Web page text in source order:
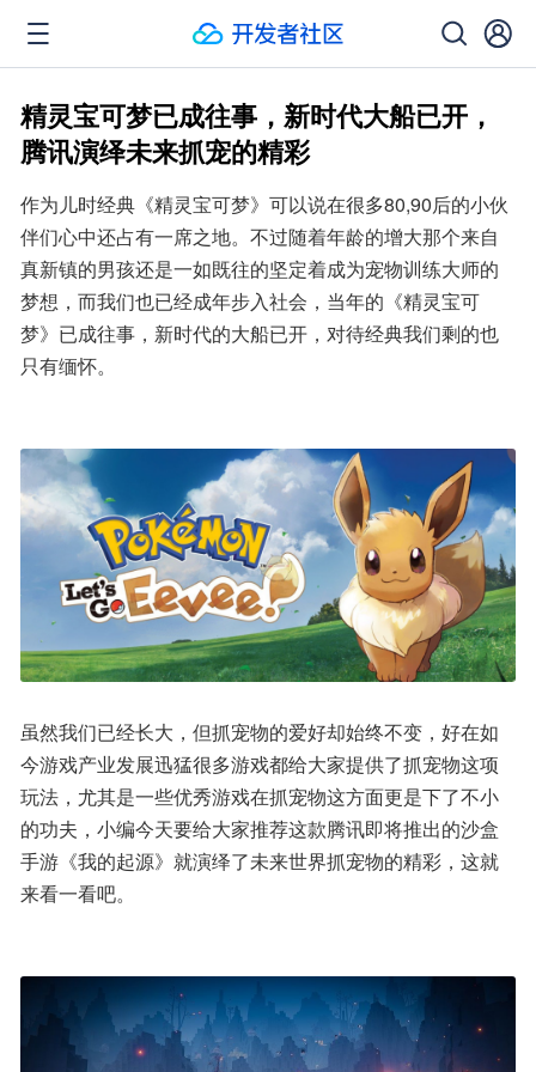
精灵宝可梦已成往事，新时代大船已开，
腾讯演绎未来抓宠的精彩
作为儿时经典《精灵宝可梦》可以说在很多80,90后的小伙
伴们心中还占有一席之地。不过随着年龄的增大那个来自
真新镇的男孩还是一如既往的坚定着成为宠物训练大师的
梦想，而我们也已经成年步入社会，当年的《精灵宝可
梦》已成往事，新时代的大船已开，对待经典我们剩的也
只有缅怀。
虽然我们已经长大，但抓宠物的爱好却始终不变，好在如
今游戏产业发展迅猛很多游戏都给大家提供了抓宠物这项
玩法，尤其是一些优秀游戏在抓宠物这方面更是下了不小
的功夫，小编今天要给大家推荐这款腾讯即将推出的沙盒
手游《我的起源》就演绎了未来世界抓宠物的精彩，这就
来看一看吧。